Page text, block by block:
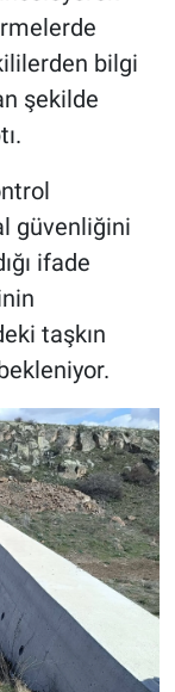
bilgi
şekilde
güvenliğini
ifade
taşkın